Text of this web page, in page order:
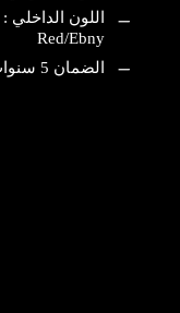
Red/Ebny
الضمان 5 سنوات \ 150000 كم